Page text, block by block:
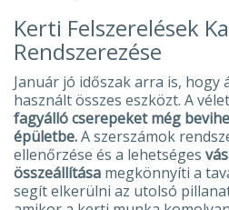
Kerti Felszerelések
Rendszerezése
Január jó időszak arra is, hogy
használt összes eszközt. A
fagyálló cserepeket még
épületbe.A szerszámok
ellenőrzése és a lehetséges
összeállítása megkönnyíti a
segít elkerülni az utolsó